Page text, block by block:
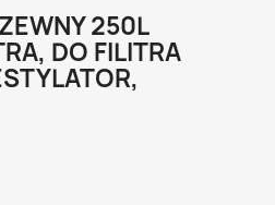
250L
DO FILITRA